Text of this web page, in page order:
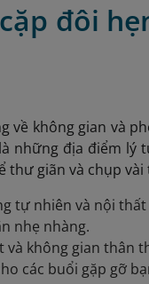
đôi
về không gian và
những địa điểm lý
thư giãn và chụp vài
tự nhiên và nội
nhẹ nhàng.
và không gian thân
các buổi gặp gỡ